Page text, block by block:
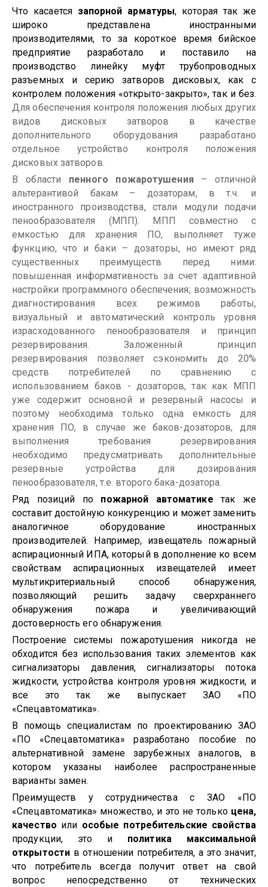
Что касается запорной арматуры, которая так же
широко представлена иностранными
производителями, то за короткое время бийское
предприятие разработало и поставило на
производство линейку муфт трубопроводных
разъемных и серию затворов дисковых, как с
контролем положения «открыто-закрыто», так и без.
Для обеспечения контроля положения любых других
видов дисковых затворов в качестве
дополнительного оборудования разработано
отдельное устройство контроля положения
дисковых затворов.
В области пенного пожаротушения– отличной
альтерантивой бакам – дозаторам, в т.ч. и
иностранного производства, стали модули подачи
пенообразователя (МПП). МПП совместно с
емкостью для хранения ПО, выполняет туже
функцию, что и баки – дозаторы, но имеют ряд
существенных преимуществ перед ними:
повышенная информативность за счет адаптивной
настройки программного обеспечения; возможность
диагностирования всех режимов работы,
визуальный и автоматический контроль уровня
израсходованного пенообразователя и принцип
резервирования. Заложенный принцип
резервирования позволяет сэкономить до 20%
средств потребителей по сравнению с
использованием баков - дозаторов, так как МПП
уже содержит основной и резервный насосы и
поэтому необходима только одна емкость для
хранения ПО, в случае же баков-дозаторов, для
выполнения требования резервирования
необходимо предусматривать дополнительные
резервные устройства для дозирования
пенообразователя, т.е. второго бака-дозатора.
Ряд позиций по пожарной автоматике так же
составит достойную конкуренцию и может заменить
аналогичное оборудование иностранных
производителей. Например, извещатель пожарный
аспирационный ИПА, который в дополнение ко всем
свойствам аспирационных извещателей имеет
мультикритериальный способ обнаружения,
позволяющий решить задачу сверхраннего
обнаружения пожара и увеличивающий
достоверность его обнаружения.
Построение системы пожаротушения никогда не
обходится без использования таких элементов как
сигнализаторы давления, сигнализаторы потока
жидкости, устройства контроля уровня жидкости, и
все это так же выпускает ЗАО «ПО
«Спецавтоматика».
В помощь специалистам по проектированию ЗАО
«ПО «Спецавтоматика» разработано пособие по
альтернативной замене зарубежных аналогов, в
котором указаны наиболее распространенные
варианты замен.
Преимуществ у сотрудничества с ЗАО «ПО
«Спецавтоматика» множество, и это не только цена,
качество или особые потребительские свойства
продукции, это и политика максимальной
открытости в отношении потребителя, а это значит,
что потребитель всегда получит ответ на свой
вопрос непосредственно от технических